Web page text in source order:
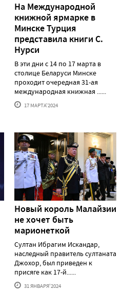
На Международной
книжной ярмарке в
Минске Турция
представила книги С.
Нурси
В эти дни с 14 по 17 марта в
столице Беларуси Минске
проходит очередная 31-ая
международная книжная ......
17 МАРТА'2024
Новый король Малайзии
не хочет быть
марионеткой
Султан Ибрагим Искандар,
наследный правитель султаната
Джохор, был приведен к
присяге как 17-й......
31 ЯНВАРЯ'2024